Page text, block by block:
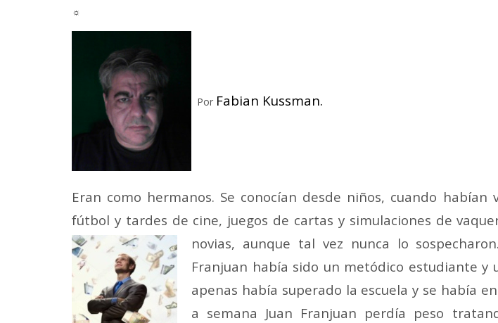
☼
Por Fabian Kussman.
Eran como hermanos. Se conocían desde niños, cuando
fútbol y tardes de cine, juegos de cartas y simulaciones de
novias, aunque tal vez nunca lo sospecharon.
Franjuan había sido un metódico estudiante
apenas había superado la escuela y se había
a semana Juan Franjuan perdía peso